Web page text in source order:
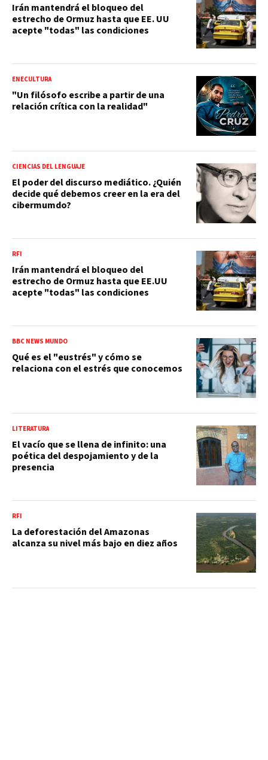
Irán mantendrá el bloqueo del
estrecho de Ormuz hasta que EE. UU
acepte "todas" las condiciones
ENECULTURA
"Un filósofo escribe a partir de una
relación crítica con la realidad"
CIENCIAS DEL LENGUAJE
El poder del discurso mediático. ¿Quién
decide qué debemos creer en la era del
cibermumdo?
RFI
Irán mantendrá el bloqueo del
estrecho de Ormuz hasta que EE.UU
acepte "todas" las condiciones
BBC NEWS MUNDO
Qué es el "eustrés" y cómo se
relaciona con el estrés que conocemos
LITERATURA
El vacío que se llena de infinito: una
poética del despojamiento y de la
presencia
RFI
La deforestación del Amazonas
alcanza su nivel más bajo en diez años